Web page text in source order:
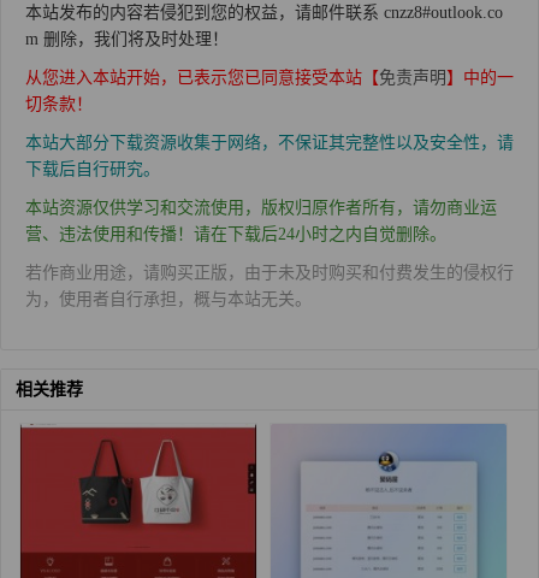
本站发布的内容若侵犯到您的权益，请邮件联系 cnzz8#outlook.co
m 删除，我们将及时处理！
从您进入本站开始，已表示您已同意接受本站【免责声明】中的一
切条款！
本站大部分下载资源收集于网络，不保证其完整性以及安全性，请
下载后自行研究。
本站资源仅供学习和交流使用，版权归原作者所有，请勿商业运
营、违法使用和传播！请在下载后24小时之内自觉删除。
若作商业用途，请购买正版，由于未及时购买和付费发生的侵权行
为，使用者自行承担，概与本站无关。
相关推荐